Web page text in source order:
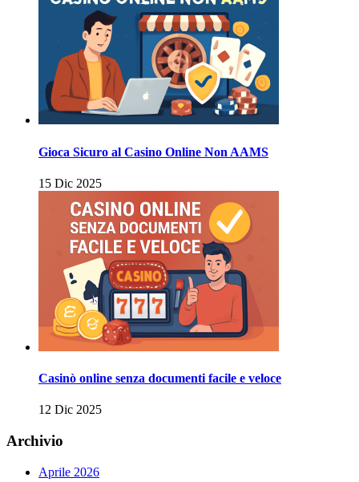
Gioca Sicuro al Casino Online Non AAMS
15 Dic 2025
Casinò online senza documenti facile e veloce
12 Dic 2025
Archivio
Aprile 2026